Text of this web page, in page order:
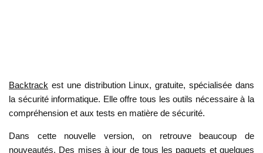
Backtrack est une distribution Linux, gratuite, spécialisée dans
la sécurité informatique. Elle offre tous les outils nécessaire à la
compréhension et aux tests en matière de sécurité.
Dans cette nouvelle version, on retrouve beaucoup de
nouveautés. Des mises à jour de tous les paquets et quelques